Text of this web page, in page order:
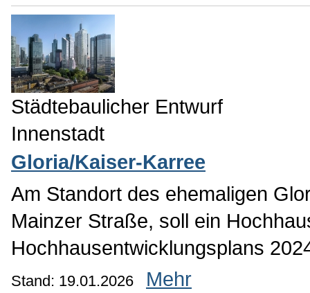
Städtebaulicher Entwurf
Innenstadt
Gloria/Kaiser-Karree
Am Standort des ehemaligen
Mainzer Straße, soll ein
Hochhausentwicklungsplans
Stand: 19.01.2026 Mehr